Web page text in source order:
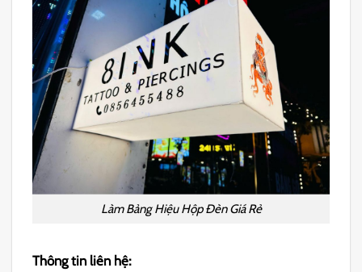
Làm Bảng Hiệu Hộp Đèn Giá Rẻ
Thông tin liên hệ: